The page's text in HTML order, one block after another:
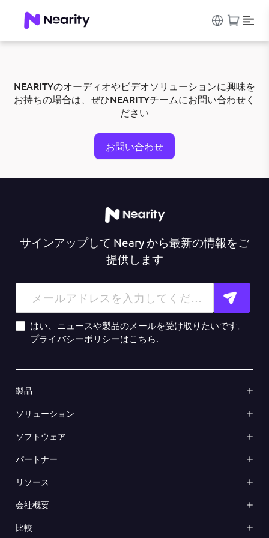
NEARITYのオーディオやビデオソリューションに興味を
お持ちの場合は、ぜひNEARITYチームにお問い合わせく
ださい
お問い合わせ
サインアップして Neary から最新の情報をご
提供します
はい、ニュースや製品のメールを受け取りたいです。
プライバシーポリシーはこちら.
製品
ソリューション
ソフトウェア
パートナー
リソース
会社概要
比較